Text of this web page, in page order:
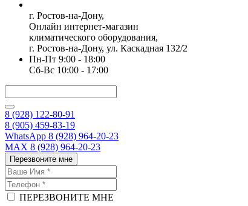
г. Ростов-на-Дону,
Онлайн интернет-магазин
климатического оборудования,
г. Ростов-на-Дону, ул. Каскадная 132/2
Пн-Пт 9:00 - 18:00
Сб-Вс 10:00 - 17:00
8 (928) 122-80-91
8 (905) 459-83-19
WhatsApp 8 (928) 964-20-23
MAX 8 (928) 964-20-23
Перезвоните мне
ПЕРЕЗВОНИТЕ МНЕ